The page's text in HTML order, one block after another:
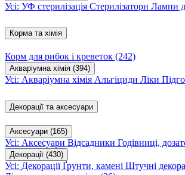
Усі: УФ стерилізація Стерилізатори Лампи
Корма та хімія
Корм для рибок і креветок (242)
Акваріумна хімія (394)
Усі: Акваріумна хімія Альгіциди Ліки
Декорації та аксесуари
Аксесуари (165)
Усі: Аксесуари Відсадники Годівниці,
Декорації (430)
Усі: ДекораціїҐрунти, камені Штучні